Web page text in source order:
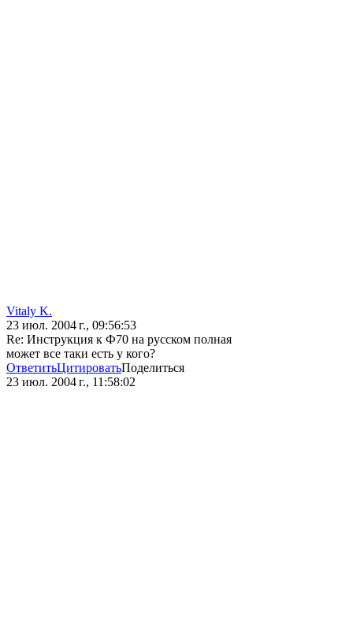
Vitaly K.
23 июл. 2004 г., 09:56:53
Re: Инструкция к Ф70 на русском полная
может все таки есть у кого?
ОтветитьЦитироватьПоделиться
23 июл. 2004 г., 11:58:02